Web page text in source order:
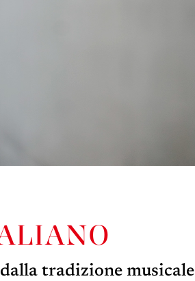
tradizione musicale